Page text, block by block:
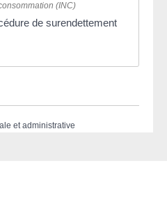
(INC)
de surendettement
et administrative